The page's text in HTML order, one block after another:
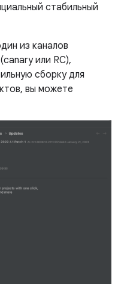
стабильный
из каналов
или RC),
сборку для
вы можете